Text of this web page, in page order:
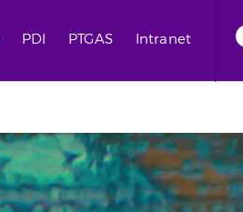
PDI PTGAS Intranet